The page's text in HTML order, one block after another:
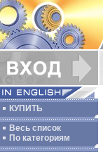
КУПИТЬ
Весь список
По категориям